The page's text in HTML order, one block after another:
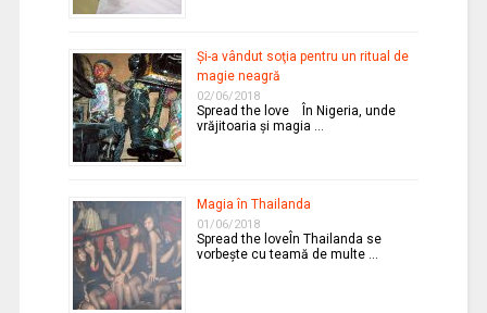
Şi-a vândut soţia pentru un ritual de
magie neagră
02/06/2018
Spread the love În Nigeria, unde
vrăjitoaria şi magia …
Magia în Thailanda
01/06/2018
Spread the loveÎn Thailanda se
vorbeşte cu teamă de multe …